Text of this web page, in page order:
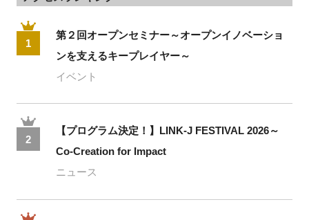
1
第２回オープンセミナー～オープンイノベーショ
ンを支えるキープレイヤー～
イベント
2
【プログラム決定！】LINK-J FESTIVAL 2026～
Co-Creation for Impact
ニュース